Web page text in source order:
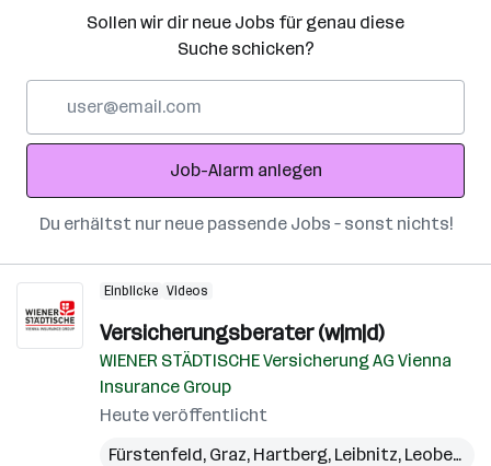
Sollen wir dir neue Jobs für genau diese
Suche schicken?
Adresse
Job-Alarm anlegen
Du erhältst nur neue passende Jobs – sonst nichts!
Einblicke Videos
Versicherungsberater (w|m|d)
WIENER STÄDTISCHE Versicherung AG Vienna
Insurance Group
Heute veröffentlicht
Fürstenfeld, Graz, Hartberg, Leibnitz, Leoben